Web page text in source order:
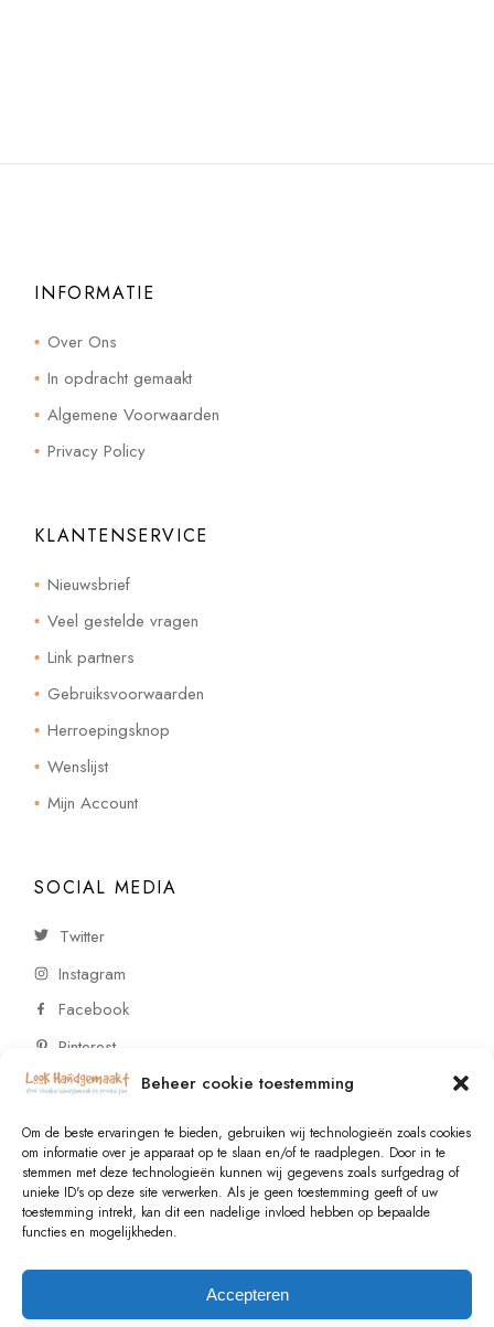
Beheer cookie toestemming
Om de beste ervaringen te bieden, gebruiken wij technologieën zoals cookies
om informatie over je apparaat op te slaan en/of te raadplegen. Door in te
stemmen met deze technologieën kunnen wij gegevens zoals surfgedrag of
unieke ID's op deze site verwerken. Als je geen toestemming geeft of uw
toestemming intrekt, kan dit een nadelige invloed hebben op bepaalde
functies en mogelijkheden.
Accepteren
INFORMATIE
Over Ons
In opdracht gemaakt
Algemene Voorwaarden
Privacy Policy
KLANTENSERVICE
Nieuwsbrief
Veel gestelde vragen
Link partners
Gebruiksvoorwaarden
Herroepingsknop
Wenslijst
Mijn Account
SOCIAL MEDIA
Twitter
Instagram
Facebook
Pinterest
CONTACT
Vragen of wensen? Neem contact op!
+31 (0)6 229 021 29